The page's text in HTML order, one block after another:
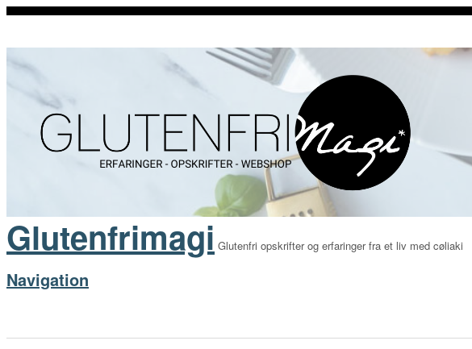
Glutenfrimagi Glutenfri opskrifter og erfaringer fra et liv med cøliaki
Navigation